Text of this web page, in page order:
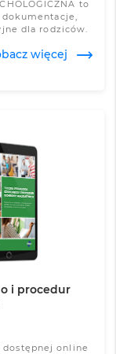
to
dla rodziców.
więcej
więcej
i procedur
online